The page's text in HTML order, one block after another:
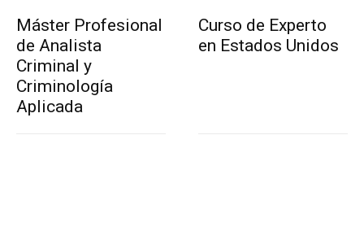
Máster Profesional
de Analista
Criminal y
Criminología
Aplicada
Curso de Experto
en Estados Unidos